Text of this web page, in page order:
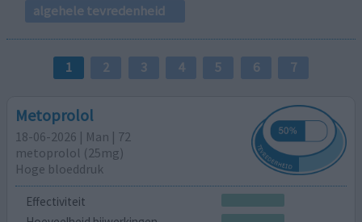
algehele tevredenheid
1 2 3 4 5 6 7
Metoprolol
18-06-2026 | Man | 72
metoprolol (25mg)
Hoge bloeddruk
Effectiviteit